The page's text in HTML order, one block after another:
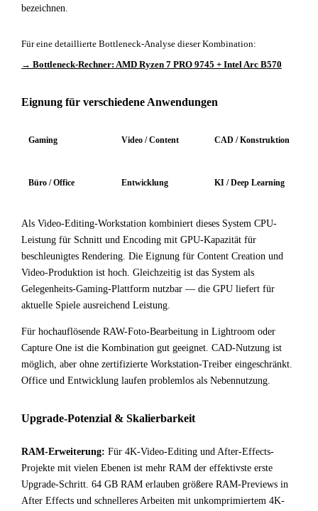
bezeichnen.
Für eine detaillierte Bottleneck-Analyse dieser Kombination:
→ Bottleneck-Rechner: AMD Ryzen 7 PRO 9745 + Intel Arc B570
Eignung für verschiedene Anwendungen
Gaming Video / Content CAD / Konstruktion
Büro / Office Entwicklung KI / Deep Learning
Als Video-Editing-Workstation kombiniert dieses System CPU-
Leistung für Schnitt und Encoding mit GPU-Kapazität für
beschleunigtes Rendering. Die Eignung für Content Creation und
Video-Produktion ist hoch. Gleichzeitig ist das System als
Gelegenheits-Gaming-Plattform nutzbar — die GPU liefert für
aktuelle Spiele ausreichend Leistung.
Für hochauflösende RAW-Foto-Bearbeitung in Lightroom oder
Capture One ist die Kombination gut geeignet. CAD-Nutzung ist
möglich, aber ohne zertifizierte Workstation-Treiber eingeschränkt.
Office und Entwicklung laufen problemlos als Nebennutzung.
Upgrade-Potenzial & Skalierbarkeit
RAM-Erweiterung: Für 4K-Video-Editing und After-Effects-
Projekte mit vielen Ebenen ist mehr RAM der effektivste erste
Upgrade-Schritt. 64 GB RAM erlauben größere RAM-Previews in
After Effects und schnelleres Arbeiten mit unkomprimiertem 4K-